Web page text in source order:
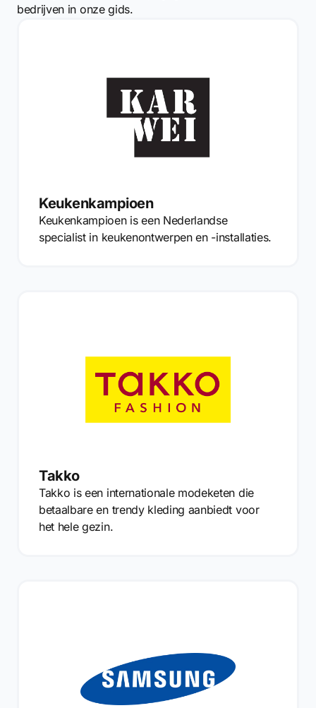
bedrijven in onze gids.
Keukenkampioen
Keukenkampioen is een Nederlandse
specialist in keukenontwerpen en -installaties.
Takko
Takko is een internationale modeketen die
betaalbare en trendy kleding aanbiedt voor
het hele gezin.